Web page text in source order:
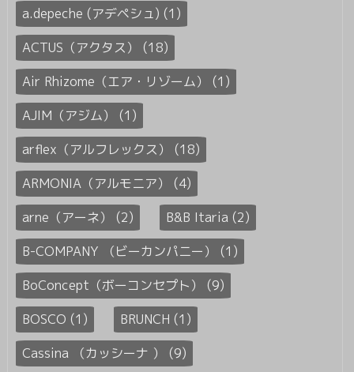
a.depeche (アデペシュ) (1)
ACTUS（アクタス） (18)
Air Rhizome（エア・リゾーム） (1)
AJIM（アジム） (1)
arflex（アルフレックス） (18)
ARMONIA（アルモニア） (4)
arne（アーネ） (2)
B&B Itaria (2)
B-COMPANY （ビーカンパニー） (1)
BoConcept（ボーコンセプト） (9)
BOSCO (1)
BRUNCH (1)
Cassina （カッシーナ ） (9)